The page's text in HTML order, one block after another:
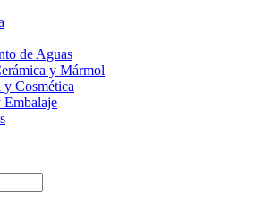
de Aguas
y Mármol
y Cosmética
Embalaje